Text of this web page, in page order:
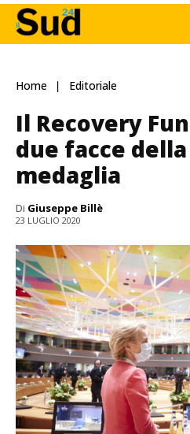
Home Editoriale
Il Recovery
due facce
medaglia
Di Giuseppe Billè
23 LUGLIO 2020